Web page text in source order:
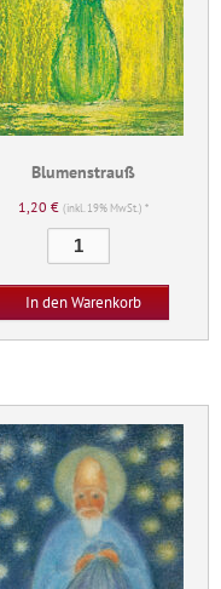
Blumenstrauß
1,20€ (inkl. 19% MwSt.) *
Menge
In den Warenkorb